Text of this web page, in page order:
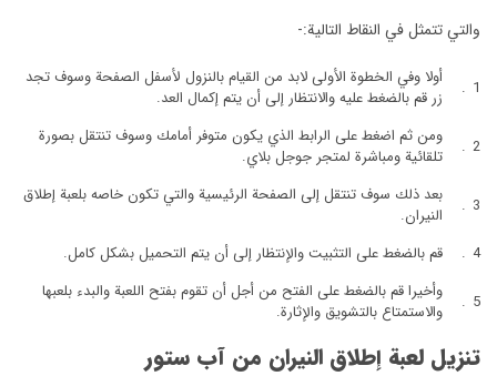
والتي تتمثل في النقاط التالية:-
أولا وفي الخطوة الأولى لابد من القيام بالنزول لأسفل الصفحة وسوف تجد
زر قم بالضغط عليه والانتظار إلى أن يتم إكمال العد.
ومن ثم اضغط على الرابط الذي يكون متوفر أمامك وسوف تنتقل بصورة
تلقائية ومباشرة لمتجر جوجل بلاي.
بعد ذلك سوف تنتقل إلى الصفحة الرئيسية والتي تكون خاصه بلعبة إطلاق
النيران.
قم بالضغط على التثبيت والإنتظار إلى أن يتم التحميل بشكل كامل.
وأخيرا قم بالضغط على الفتح من أجل أن تقوم بفتح اللعبة والبدء بلعبها
والاستمتاع بالتشويق والإثارة.
تنزيل لعبة إطلاق النيران من آب ستور